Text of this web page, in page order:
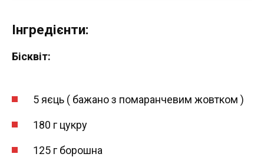
Інгредієнти:
Бісквіт:
5 яєць ( бажано з помаранчевим жовтком )
180 г цукру
125 г борошна